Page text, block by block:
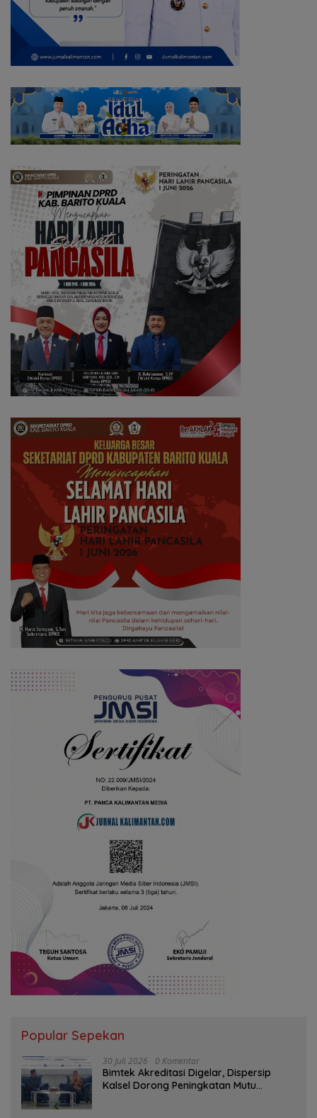
Popular Sepekan
30 Juli 2026 0 Komentar
Bimtek Akreditasi Digelar, Dispersip
Kalsel Dorong Peningkatan Mutu